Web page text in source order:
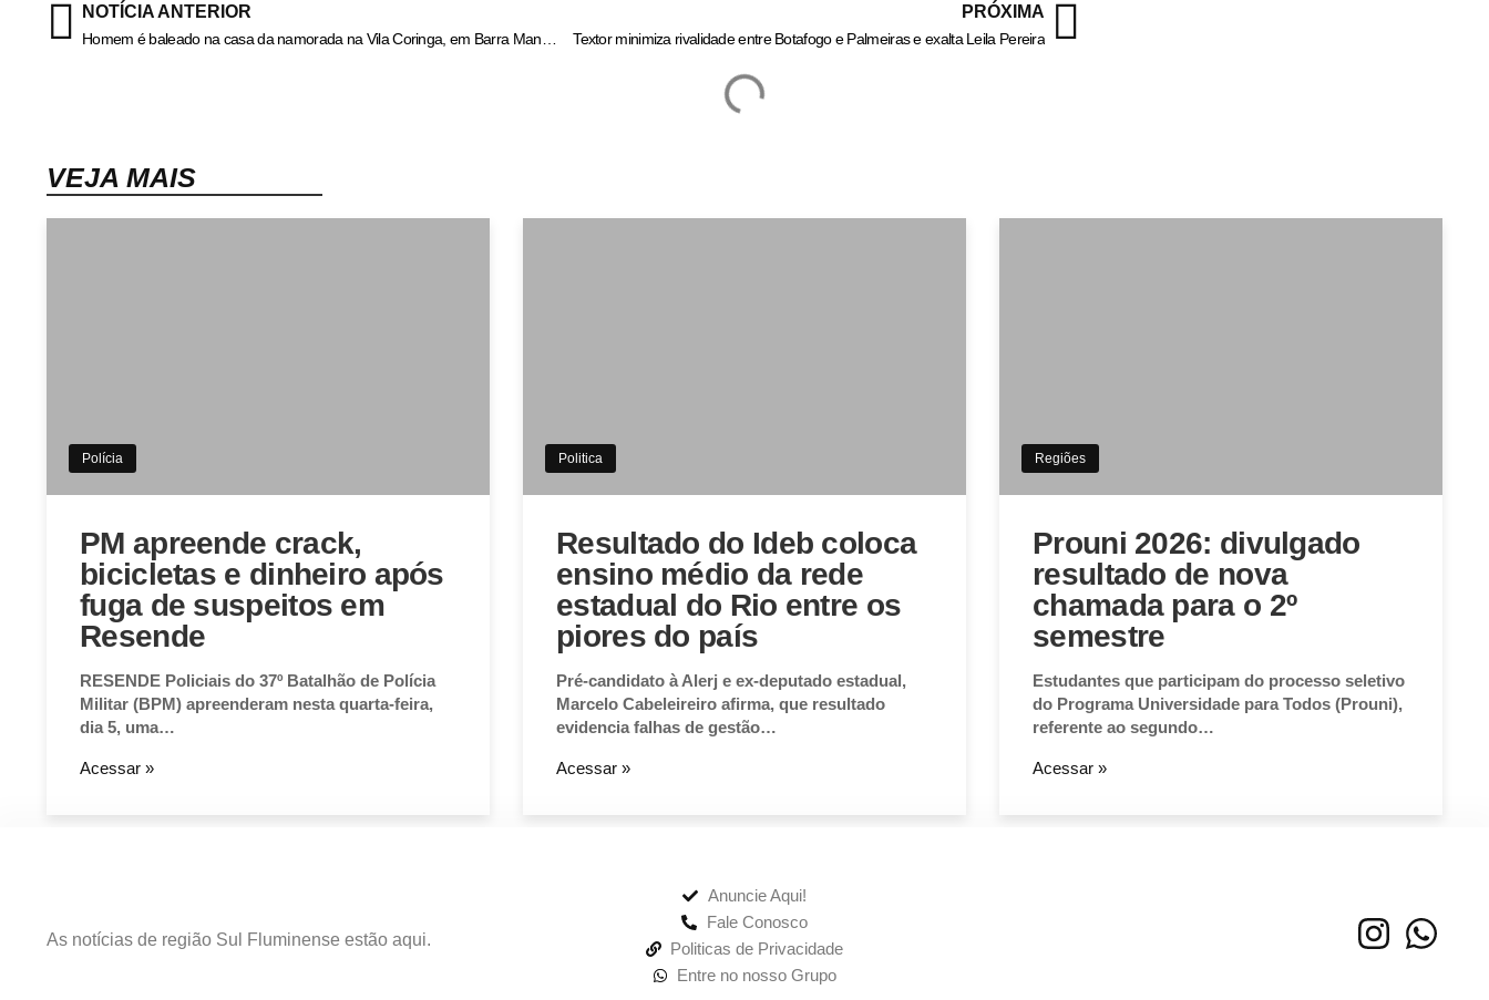
NOTÍCIA ANTERIOR PRÓXIMA
Textor minimiza rivalidade entre Botafogo e Palmeiras e exalta Leila Pereira
VEJA MAIS
Polícia
PM apreende crack,
bicicletas e dinheiro após
fuga de suspeitos em
Resende
RESENDE Policiais do 37º Batalhão de Polícia
Militar (BPM) apreenderam nesta quarta-feira,
dia 5, uma…
Acessar »
Politica
Resultado do Ideb coloca
ensino médio da rede
estadual do Rio entre os
piores do país
Pré-candidato à Alerj e ex-deputado estadual,
Marcelo Cabeleireiro afirma, que resultado
evidencia falhas de gestão…
Acessar »
Regiões
Prouni 2026: divulgado
resultado de nova
chamada para o 2º
semestre
Estudantes que participam do processo seletivo
do Programa Universidade para Todos (Prouni),
referente ao segundo…
Acessar »
As notícias de região Sul Fluminense estão aqui.
Anuncie Aqui!
Fale Conosco
Politicas de Privacidade
Entre no nosso Grupo